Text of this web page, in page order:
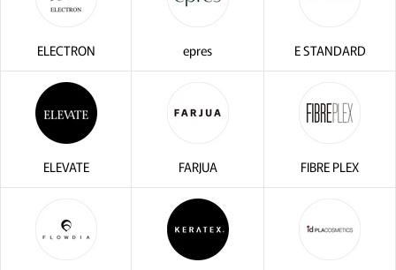
ELECTRON epres E STANDARD
ELEVATE FARJUA FIBRE PLEX